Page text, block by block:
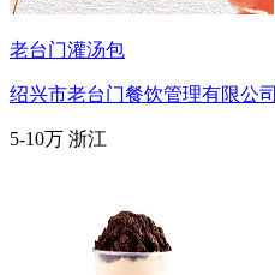
老台门灌汤包
绍兴市老台门餐饮管理有限公司
5-10万 浙江